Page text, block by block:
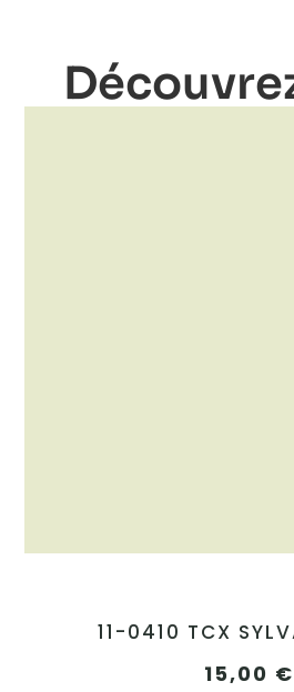
11-0410 TCX
15,00 €